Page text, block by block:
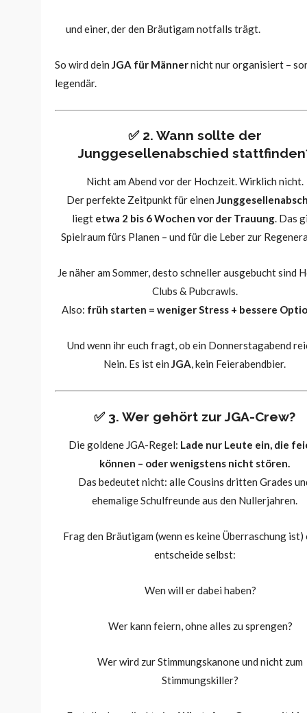
und einer, der den Bräutigam notfalls trägt.
So wird dein JGA für Männernicht nur organisiert –
legendär.
✅ 2. Wann sollte der
Junggesellenabschied
Nicht am Abend vor der Hochzeit. Wirklich nicht.
Der perfekte Zeitpunkt für einen
liegt etwa 2 bis 6 Wochen vor der Trauung. Das
Spielraum fürs Planen – und für die Leber zur
Je näher am Sommer, desto schneller ausgebucht sind
Clubs & Pubcrawls.
Also: früh starten = weniger Stress + bessere
Und wenn ihr euch fragt, ob ein Donnerstagabend
Nein. Es ist ein JGA, kein Feierabendbier.
✅ 3. Wer gehört zur JGA-Crew?
Die goldene JGA-Regel: Lade nur Leute ein, die
können – oder wenigstens nicht stören.
Das bedeutet nicht: alle Cousins dritten Grades
ehemalige Schulfreunde aus den Nullerjahren.
Frag den Bräutigam (wenn es keine Überraschung ist)
entscheide selbst:
Wen will er dabei haben?
Wer kann feiern, ohne alles zu sprengen?
Wer wird zur Stimmungskanone und nicht zum
Stimmungskiller?